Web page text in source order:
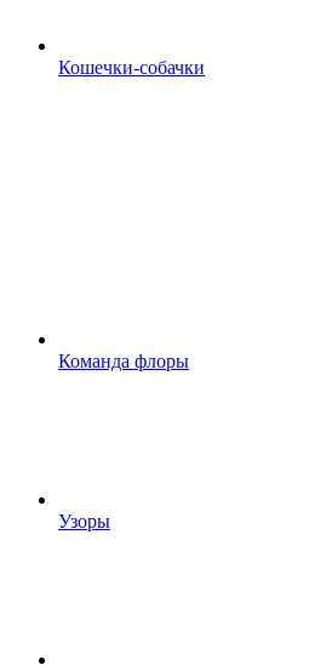
Кошечки-собачки
Команда флоры
Узоры